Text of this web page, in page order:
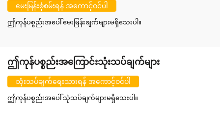
မေးမြန်းစုံစမ်းရန် အကောင့်ဝင်ပါ
ဤကုန်ပစ္စည်းအပေါ် မေးမြန်းချက်များမရှိသေးပါ။
ဤကုန်ပစ္စည်းအကြောင်းသုံးသပ်ချက်များ
သုံးသပ်ချက်ရေးသားရန် အကောင့်ဝင်ပါ
ဤကုန်ပစ္စည်းအပေါ် သုံသပ်ချက်များမရှိသေးပါ။